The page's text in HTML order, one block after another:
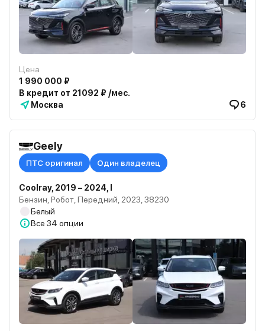
Цена
1 990 000 ₽
В кредит от 21092 ₽ /мес.
Москва
6
Geely
ПТС оригинал Один владелец
Coolray, 2019 – 2024, I
Бензин, Робот, Передний, 2023, 38230
Белый
Все 34 опции